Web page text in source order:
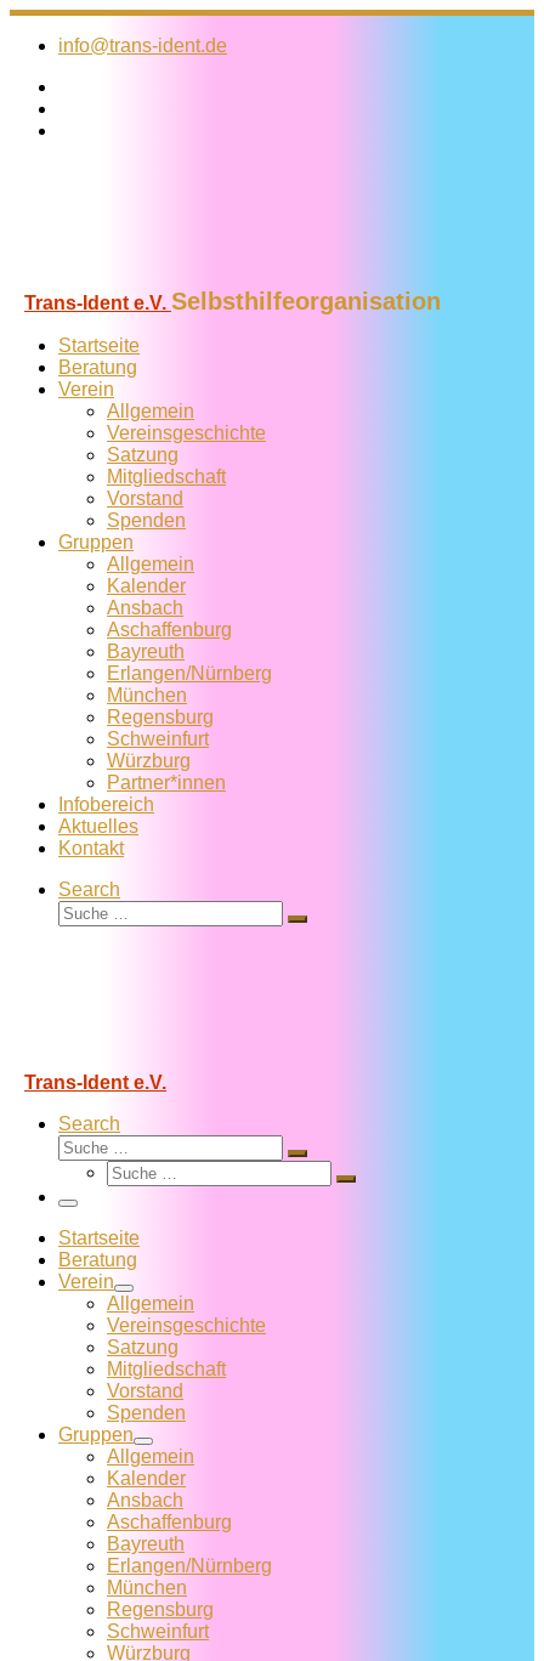
Zum
Inhalt
info@trans-ident.de
Trans-Ident e.V. Selbsthilfeorganisation
Startseite
Beratung
Verein
Allgemein
Vereins­geschichte
Satzung
Mitglied­schaft
Vorstand
Spenden
Gruppen
Allgemein
Kalender
Ansbach
Aschaffenburg
Bayreuth
Erlangen/Nürnberg
München
Regensburg
Schweinfurt
Würzburg
Partner*innen
Infobereich
Aktuelles
Kontakt
Search
Suche
Suche
Trans-Ident e.V.
Search
Suche
Suche
Suche
Suche
Menü
Startseite
Beratung
Verein
Allgemein
Vereins­geschichte
Satzung
Mitglied­schaft
Vorstand
Spenden
Gruppen
Allgemein
Kalender
Ansbach
Aschaffenburg
Bayreuth
Erlangen/Nürnberg
München
Regensburg
Schweinfurt
Würzburg